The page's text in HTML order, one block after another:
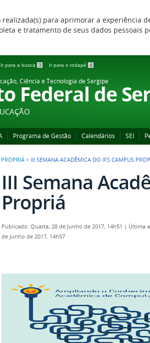
para aprimorar a
e tratamento de seus dados pessoais
Ir para a busca 3 Ir para o rodapé 4
Ciência e Tecnologia de Sergipe
Federal de
Programa de Gestão Calendários SEI
PROPRIÁ > III SEMANA ACADÊMICA DO IFS CAMPUS
III Semana
Propriá
Publicado: Quarta, 28 de Junho de 2017, 14h51 | Última
de Junho de 2017, 14h57